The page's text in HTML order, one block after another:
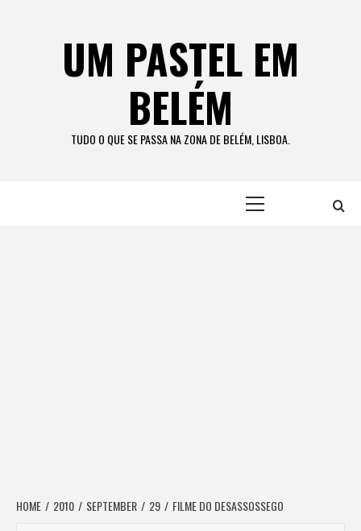
UM PASTEL EM
BELÉM
TUDO O QUE SE PASSA NA ZONA DE BELÉM, LISBOA.
HOME 2010 SEPTEMBER 29 FILME DO DESASSOSSEGO